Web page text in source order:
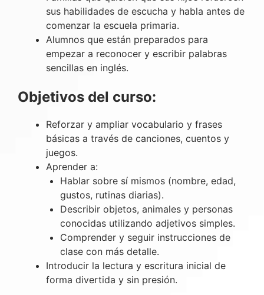
sus habilidades de escucha y habla antes de
comenzar la escuela primaria.
Alumnos que están preparados para
empezar a reconocer y escribir palabras
sencillas en inglés.
Objetivos del curso:
Reforzar y ampliar vocabulario y frases
básicas a través de canciones, cuentos y
juegos.
Aprender a:
Hablar sobre sí mismos (nombre, edad,
gustos, rutinas diarias).
Describir objetos, animales y personas
conocidas utilizando adjetivos simples.
Comprender y seguir instrucciones de
clase con más detalle.
Introducir la lectura y escritura inicial de
forma divertida y sin presión.